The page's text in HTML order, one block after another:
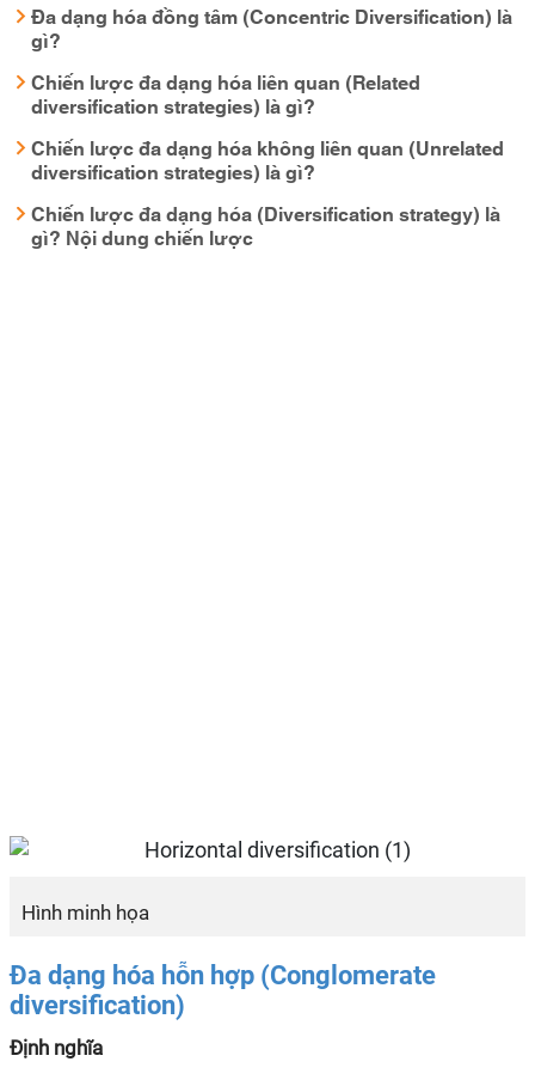
Đa dạng hóa đồng tâm (Concentric Diversification) là
gì?
Chiến lược đa dạng hóa liên quan (Related
diversification strategies) là gì?
Chiến lược đa dạng hóa không liên quan (Unrelated
diversification strategies) là gì?
Chiến lược đa dạng hóa (Diversification strategy) là
gì? Nội dung chiến lược
Hình minh họa
Đa dạng hóa hỗn hợp (Conglomerate
diversification)
Định nghĩa